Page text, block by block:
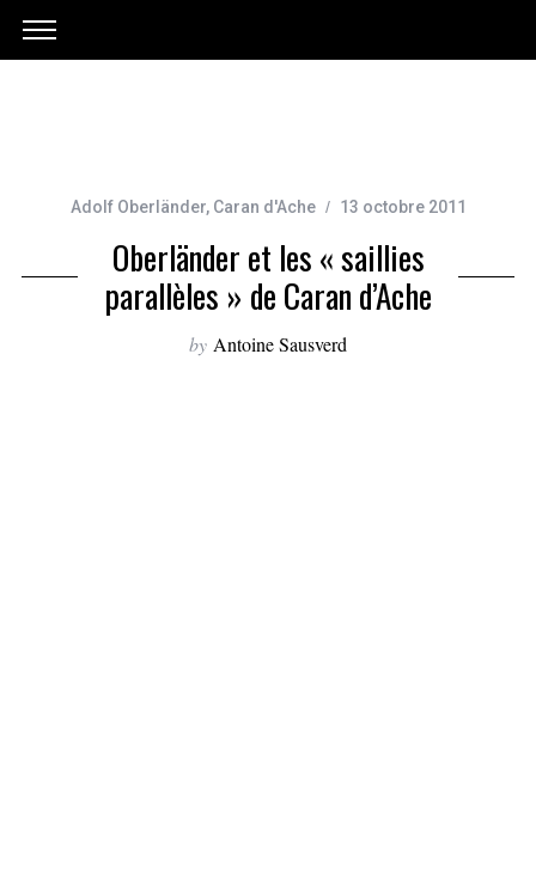
Adolf Oberländer, Caran d'Ache 13 octobre 2011
Oberländer et les « saillies
parallèles » de Caran d’Ache
by Antoine Sausverd